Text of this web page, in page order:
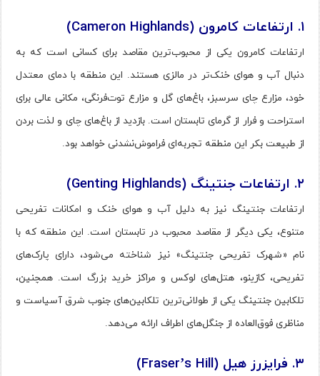
۱. ارتفاعات کامرون (Cameron Highlands)
ارتفاعات کامرون یکی از محبوب‌ترین مقاصد برای کسانی است که به
دنبال آب و هوای خنک‌تر در مالزی هستند. این منطقه با دمای معتدل
خود، مزارع چای سرسبز، باغ‌های گل و مزارع توت‌فرنگی، مکانی عالی برای
استراحت و فرار از گرمای تابستان است. بازدید از باغ‌های چای و لذت بردن
از طبیعت بکر این منطقه تجربه‌ای فراموش‌نشدنی خواهد بود.
۲. ارتفاعات جنتینگ (Genting Highlands)
ارتفاعات جنتینگ نیز به دلیل آب و هوای خنک و امکانات تفریحی
متنوع، یکی دیگر از مقاصد محبوب در تابستان است. این منطقه که با
نام «شهرک تفریحی جنتینگ» نیز شناخته می‌شود، دارای پارک‌های
تفریحی، کازینو، هتل‌های لوکس و مراکز خرید بزرگ است. همچنین،
تلکابین جنتینگ یکی از طولانی‌ترین تلکابین‌های جنوب شرق آسیاست و
مناظری فوق‌العاده از جنگل‌های اطراف ارائه می‌دهد.
۳. فرایزرز هیل (Fraser’s Hill)